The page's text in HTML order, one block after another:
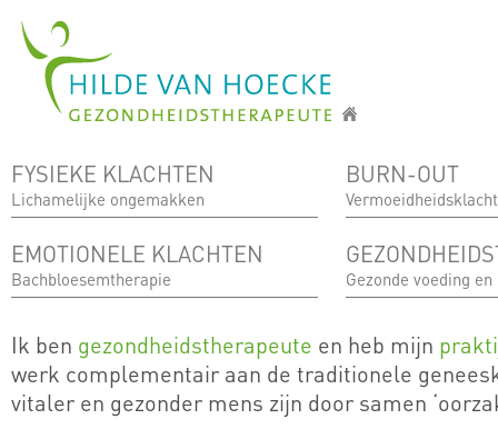
Overslaan en naar de inhoud gaan
FYSIEKE KLACHTEN
Lichamelijke ongemakken
BURN-OUT
EMOTIONELE KLACHTEN
Bachbloesemtherapie Gezonde voeding
Ik ben gezondheidstherapeute en heb mijn
werk complementair aan de traditionele
vitaler en gezonder mens zijn door samen